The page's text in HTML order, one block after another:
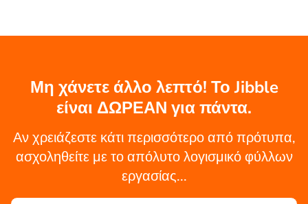
Μη χάνετε άλλο λεπτό! Το Jibble
είναι ΔΩΡΕΑΝ για πάντα.
Αν χρειάζεστε κάτι περισσότερο από πρότυπα,
ασχοληθείτε με το απόλυτο λογισμικό φύλλων
εργασίας...